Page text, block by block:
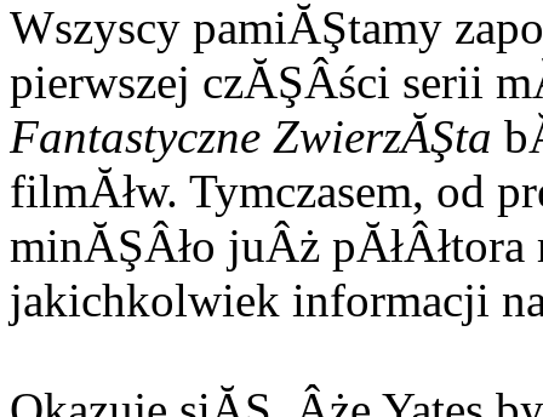
Wszyscy pamiĂŞtamy
pierwszej czĂŞÂści serii
Fantastyczne ZwierzĂŞta
filmĂłw. Tymczasem, od
minĂŞÂło juÂż
jakichkolwiek informacji